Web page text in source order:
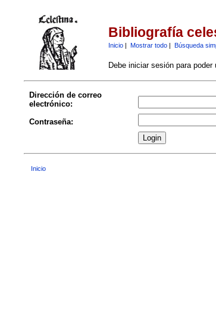
Bibliografía
Inicio| Mostrar todo| Búsqueda
Debe iniciar sesión para
Dirección de correo
electrónico:
Contraseña:
Inicio